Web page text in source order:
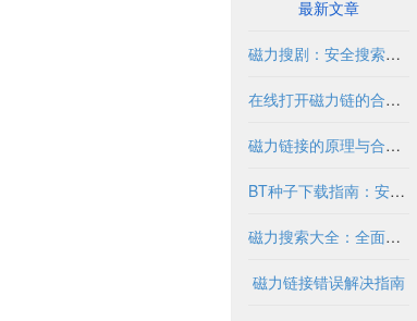
最新文章
磁力搜剧：安全搜索与合法使用指南
在线打开磁力链的合法使用指南
磁力链接的原理与合法使用指南
BT种子下载指南：安全合法获取资源方法
磁力搜索大全：全面指南与实用技巧
磁力链接错误解决指南